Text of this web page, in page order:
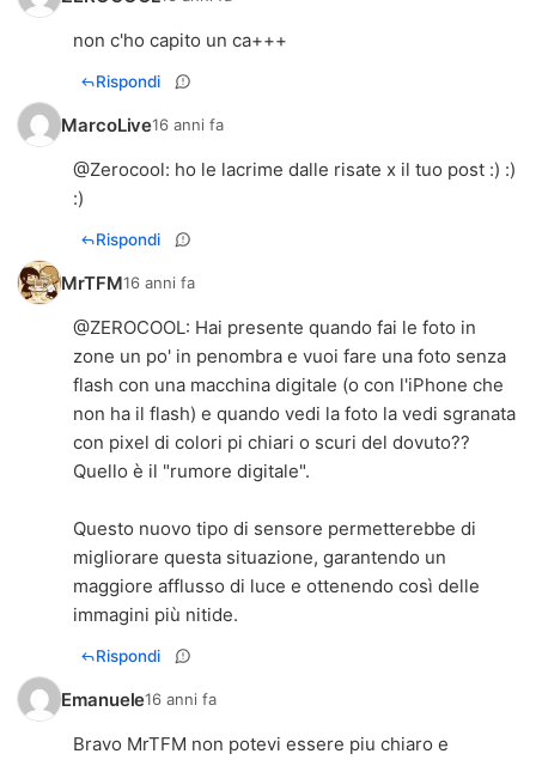
non c'ho capito un ca+++
Rispondi
MarcoLive16 anni fa
@Zerocool: ho le lacrime dalle risate x il tuo post :) :)
:)
Rispondi
MrTFM16 anni fa
@ZEROCOOL: Hai presente quando fai le foto in
zone un po' in penombra e vuoi fare una foto senza
flash con una macchina digitale (o con l'iPhone che
non ha il flash) e quando vedi la foto la vedi sgranata
con pixel di colori pi chiari o scuri del dovuto??
Quello è il "rumore digitale".
Questo nuovo tipo di sensore permetterebbe di
migliorare questa situazione, garantendo un
maggiore afflusso di luce e ottenendo così delle
immagini più nitide.
Rispondi
Emanuele16 anni fa
Bravo MrTFM non potevi essere piu chiaro e